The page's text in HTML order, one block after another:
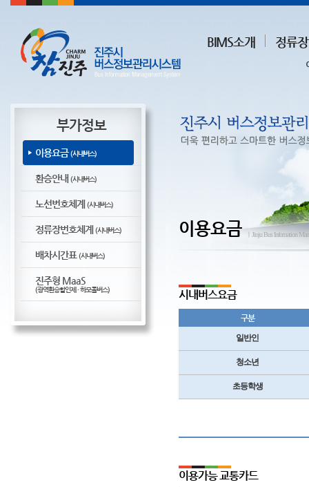
BIMS소개 정류
부가정보
이용요금(시내버스)
환승안내 (시내버스)
노선번호체계 (시내버스)
정류장번호체계 (시내버스)
배차시간표 (시내버스)
진주형 MaaS
(광역환승할인제 · 하모콜버스)
이용요금 ㅣJinju Bus Infomation
시내버스요금
구분
일반인
청소년
초등학생
이용가능 교통카드